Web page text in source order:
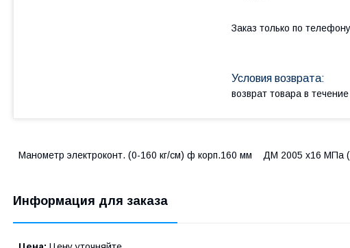
Заказ только по телефону
возврат товара в
Манометр электроконт. (0-160 кг/см) ф корп.160 мм ДМ 2005 х16 МПа
Информация для заказа